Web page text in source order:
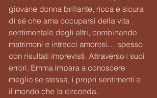
giovane donna brillante, ricca e sicura
di sé che ama occuparsi della vita
sentimentale degli altri, combinando
matrimoni e intrecci amorosi… spesso
con risultati imprevisti. Attraverso i suoi
errori, Emma impara a conoscere
meglio se stessa, i propri sentimenti e
il mondo che la circonda.